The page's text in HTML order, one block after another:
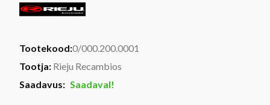
Tootekood:0/000.200.0001
Tootja: Rieju Recambios
Saadavus: Saadaval!